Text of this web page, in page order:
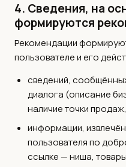
4. Сведения, на
формируются
Рекомендации
пользователе и его
сведений,
диалога (описание
наличие точки
информации,
пользователя по
ссылке — ниша,